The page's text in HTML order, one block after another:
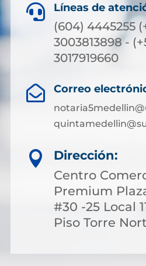
 Líneas de
(604) 4445255
3003813898 -
3017919660
 Correo

Dirección:
Centro
Premium
#30 -25 Local
Piso Torre